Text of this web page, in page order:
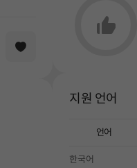
지원 언어
언어
한국어